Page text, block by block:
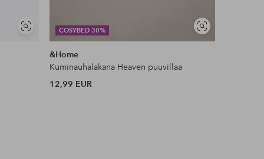
Näytä
samankaltaisia
COSYBED 30%
Näytä
samankaltaisia
&Home
Kuminauhalakana Heaven puuvillaa
12,99 EUR